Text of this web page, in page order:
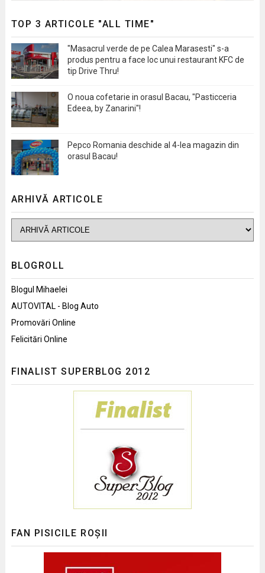
TOP 3 ARTICOLE "ALL TIME"
"Masacrul verde de pe Calea Marasesti" s-a
produs pentru a face loc unui restaurant KFC de
tip Drive Thru!
O noua cofetarie in orasul Bacau, "Pasticceria
Edeea, by Zanarini"!
Pepco Romania deschide al 4-lea magazin din
orasul Bacau!
ARHIVĂ ARTICOLE
BLOGROLL
Blogul Mihaelei
AUTOVITAL - Blog Auto
Promovări Online
Felicitări Online
FINALIST SUPERBLOG 2012
FAN PISICILE ROȘII